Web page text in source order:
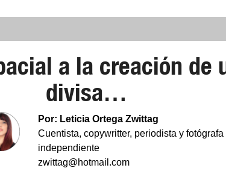
a la creación de
divisa…
Por: Leticia Ortega Zwittag
Cuentista, copywritter, periodista y fotógrafa
independiente
zwittag@hotmail.com